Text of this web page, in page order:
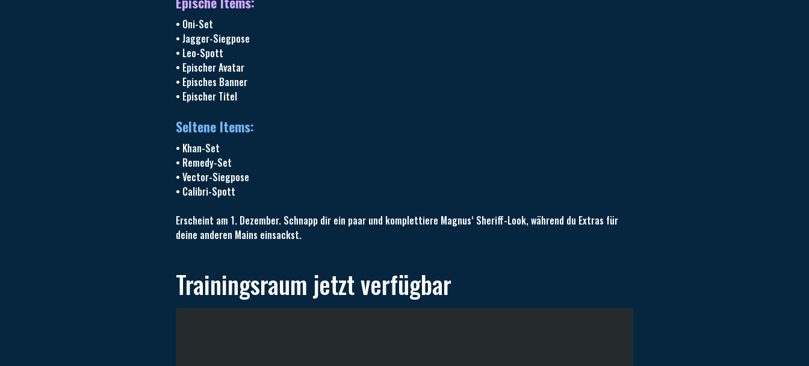
• Oni-Set
• Jagger-Siegpose
• Leo-Spott
• Epischer Avatar
• Episches Banner
• Epischer Titel
Seltene Items:
• Khan-Set
• Remedy-Set
• Vector-Siegpose
• Calibri-Spott
Erscheint am 1. Dezember. Schnapp dir ein paar und komplettiere Magnus‘ Sheriff-Look, während du Extras für
deine anderen Mains einsackst.
Trainingsraum jetzt verfügbar